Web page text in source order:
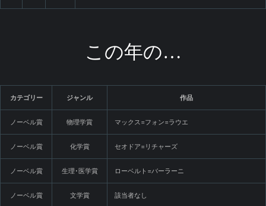
この年の…
カテゴリー ジャンル 作品
ノーベル賞 物理学賞 マックス=フォン=ラウエ
ノーベル賞 化学賞 セオドア=リチャーズ
ノーベル賞 生理･医学賞 ローベルト=バーラーニ
ノーベル賞 文学賞 該当者なし